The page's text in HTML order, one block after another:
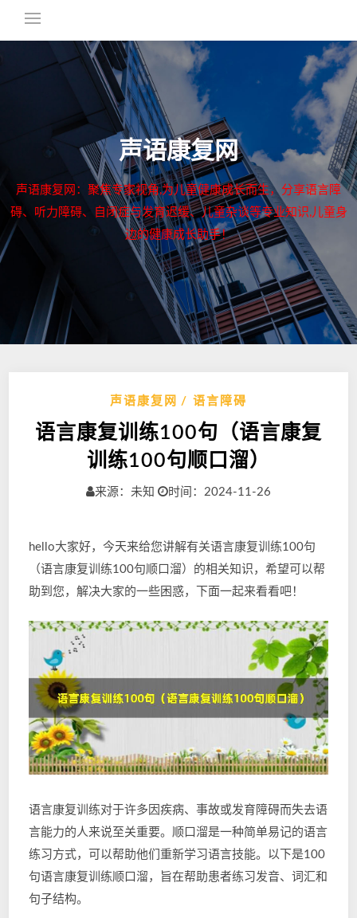
声语康复网
声语康复网：聚焦专家视角,为儿童健康成长而生，分享语言障
碍、听力障碍、自闭症与发育迟缓、儿童杂谈等专业知识,儿童身
边的健康成长助手！
声语康复网 语言障碍
语言康复训练100句（语言康复
训练100句顺口溜）
来源：未知 时间：2024-11-26
hello大家好，今天来给您讲解有关语言康复训练100句
（语言康复训练100句顺口溜）的相关知识，希望可以帮
助到您，解决大家的一些困惑，下面一起来看看吧！
语言康复训练对于许多因疾病、事故或发育障碍而失去语
言能力的人来说至关重要。顺口溜是一种简单易记的语言
练习方式，可以帮助他们重新学习语言技能。以下是100
句语言康复训练顺口溜，旨在帮助患者练习发音、词汇和
句子结构。